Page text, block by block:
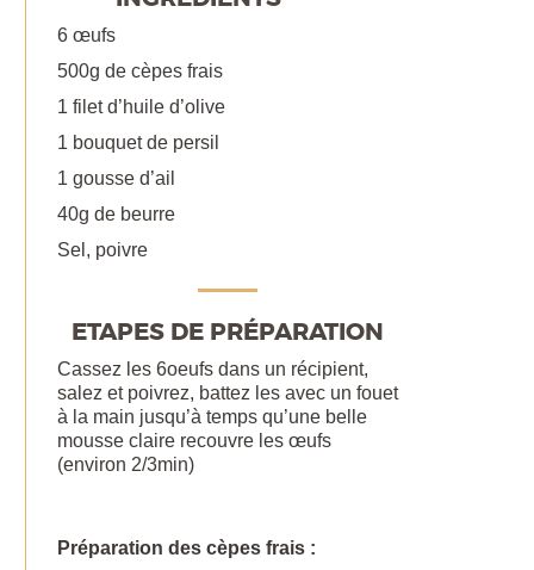
6 œufs
500g de cèpes frais
1 filet d’huile d’olive
1 bouquet de persil
1 gousse d’ail
40g de beurre
Sel, poivre
ETAPES DE PRÉPARATION
Cassez les 6oeufs dans un récipient,
salez et poivrez, battez les avec un fouet
à la main jusqu’à temps qu’une belle
mousse claire recouvre les œufs
(environ 2/3min)
Préparation des cèpes frais :